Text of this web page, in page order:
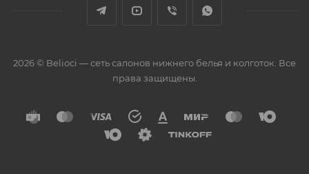
2026 © Belioci — сеть салонов нижнего белья и колготок. Все
права защищены.